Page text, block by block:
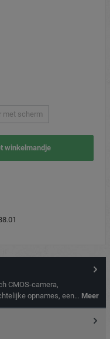
met scherm
winkelmandje
CMOS-camera,
opnames, een… Meer